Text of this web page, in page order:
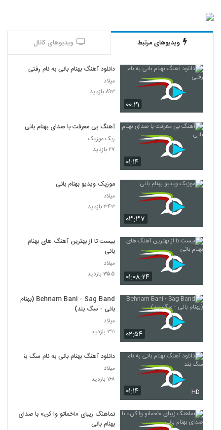
ویدیوهای مرتبط ویدیوهای کانال
۰۰:۲۱
دانلود آهنگ بهنام بانی به نام رفتی
میلاد
۸۹۳ بازدید
۰۱:۱۴
آهنگ بی معرفت با صدای بهنام بانی
ربک موزیک
۲۷ بازدید
۰۳:۳۷
موزیک ویدیو بهنام بانی
میلاد
۳۴۳ بازدید
۰۱:۰۸:۲۴
بیست تا از بهترین آهنگ های بهنام
بانی
میلاد
۳۵۵ بازدید
۰۲:۵۴
Behnam Bani - Sag Band (بهنام
بانی - سگ بند)
میلاد
۳۱۱ بازدید
۰۱:۱۴ HD
دانلود آهنگ بهنام بانی به نام سگ بند
میلاد
۱۶۸ بازدید
نماهنگ زیبای «اخماتو وا کن» با صدای
بهنام بانی